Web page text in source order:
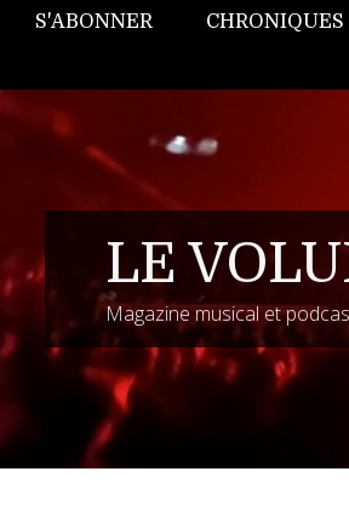
S'ABONNER
LE
Magazine musical et